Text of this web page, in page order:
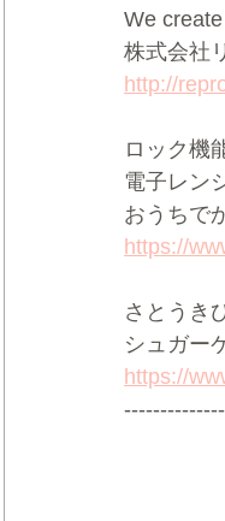
We
株式会社
http://
ロック機
電子レン
おうちで
https://
さとうき
シュガー
https://